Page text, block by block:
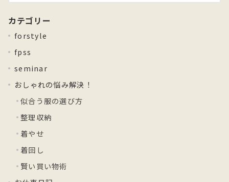
カテゴリー
forstyle
fpss
seminar
おしゃれの悩み解決！
似合う服の選び方
整理収納
着やせ
着回し
賢い買い物術